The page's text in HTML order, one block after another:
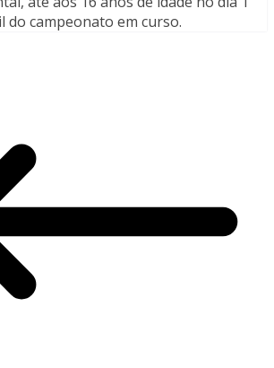
do campeonato em curso.